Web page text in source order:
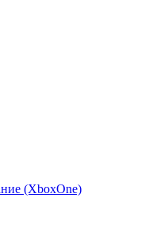
(XboxOne)